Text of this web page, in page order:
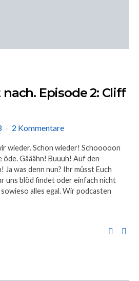
Episode 2: Cliff
2 Kommentare
wieder. Schon wieder! Schooooon
Gääähn! Buuuh! Auf den
was denn nun? Ihr müsst Euch
uns blöd findet oder einfach nicht
alles egal. Wir podcasten